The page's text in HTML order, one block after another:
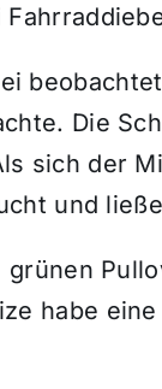
Die
sich der
und
habe